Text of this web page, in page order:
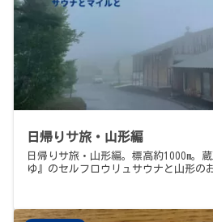
日帰りサ旅・山形編
日帰りサ旅・山形編。標高約1000m。
ゆ』のセルフロウリュサウナと山形の